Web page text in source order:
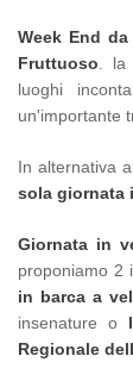
Week End da
Fruttuoso . la
luoghi
un'importante
In alternativa
sola giornata
Giornata in
proponiamo 2
in barca a
insenature o
Regionale